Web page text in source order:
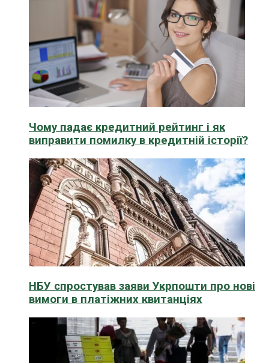
Чому падає кредитний рейтинг і як
виправити помилку в кредитній історії?
НБУ спростував заяви Укрпошти про нові
вимоги в платіжних квитанціях